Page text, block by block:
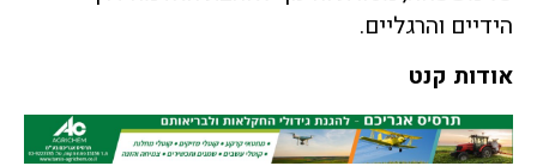
הידיים והרגליים.
אודות קנט